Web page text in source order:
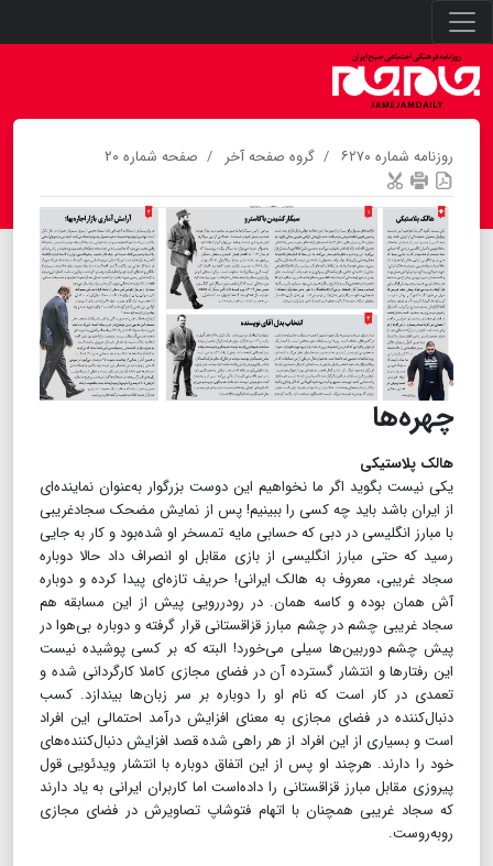
روزنامه شماره ۶۲۷۰ گروه صفحه آخر صفحه شماره ۲۰
چهره‌ها
هالک پلاستیکی
یکی نیست بگوید اگر ما نخواهیم این دوست بزرگوار به‌عنوان نماینده‌ای
از ایران باشد باید چه کسی را ببینیم! پس از نمایش مضحک سجاد‌غریبی
با مبارز انگلیسی در دبی که حسابی مایه تمسخر او شده‌بود و کار به جایی
رسید که حتی مبارز انگلیسی از بازی مقابل او انصراف داد حالا دوباره
سجاد غریبی، معروف به هالک ایرانی! حریف تازه‌ای پیدا کرده و دوباره
آش همان بوده و کاسه همان. در رودررویی پیش از این مسابقه هم
سجاد غریبی چشم در چشم مبارز قزاقستانی قرار گرفته و دوباره بی‌هوا در
پیش چشم دوربین‌ها سیلی می‌خورد! البته که بر کسی پوشیده نیست
این رفتارها و انتشار گسترده آن در فضای مجازی کاملا کارگردانی‌ شده و
تعمدی در کار است که نام او را دوباره بر سر زبان‌ها بیندازد. کسب
دنبال‌کننده‌ در فضای مجازی به معنای افزایش درآمد احتمالی این افراد
است و بسیاری از این افراد از هر راهی شده قصد افزایش دنبال‌کننده‌های
خود را دارند. هرچند او پس از این اتفاق دوباره با انتشار ویدئویی قول
پیروزی مقابل مبارز قزاقستانی را داده‌است اما کاربران ایرانی به یاد دارند
که سجاد غریبی همچنان با اتهام فتوشاپ تصاویرش در فضای مجازی
روبه‌روست.